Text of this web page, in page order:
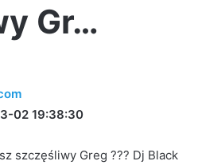
Gr…
02 19:38:30
szczęśliwy Greg ??? Dj Black